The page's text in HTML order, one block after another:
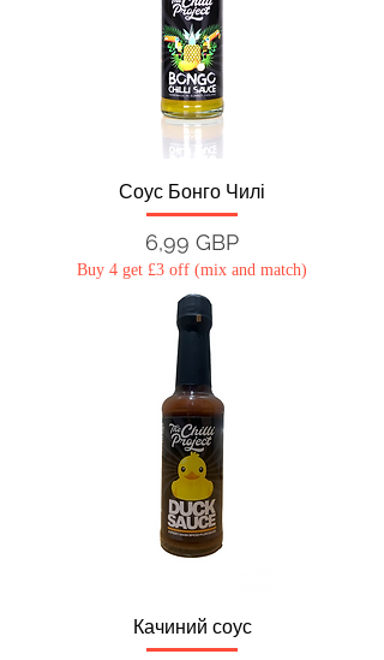
Соус Бонго Чилі
Ціна
6,99 GBP
Buy 4 get £3 off (mix and match)
Качиний соус